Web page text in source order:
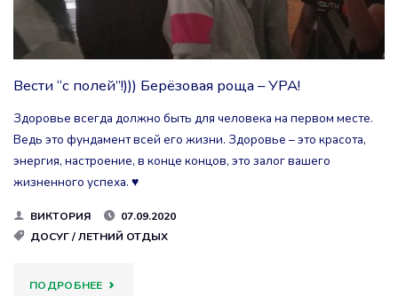
Вести “с полей”!))) Берёзовая роща – УРА!
Здоровье всегда должно быть для человека на первом месте.
Ведь это фундамент всей его жизни. Здоровье – это красота,
энергия, настроение, в конце концов, это залог вашего
жизненного успеха. ♥️
ВИКТОРИЯ
07.09.2020
ДОСУГ/ЛЕТНИЙ ОТДЫХ
ПОДРОБНЕЕ"ВЕСТИ